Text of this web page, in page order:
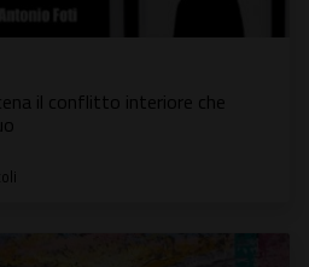
il conflitto interiore che